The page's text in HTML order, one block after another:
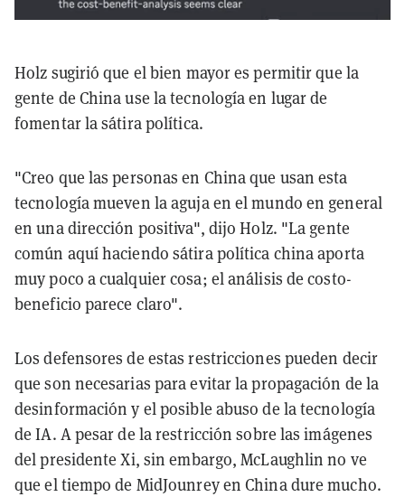
Holz sugirió que el bien mayor es permitir que la
gente de China use la tecnología en lugar de
fomentar la sátira política.
"Creo que las personas en China que usan esta
tecnología mueven la aguja en el mundo en general
en una dirección positiva", dijo Holz. "La gente
común aquí haciendo sátira política china aporta
muy poco a cualquier cosa; el análisis de costo-
beneficio parece claro".
Los defensores de estas restricciones pueden decir
que son necesarias para evitar la propagación de la
desinformación y el posible abuso de la tecnología
de IA. A pesar de la restricción sobre las imágenes
del presidente Xi, sin embargo, McLaughlin no ve
que el tiempo de MidJounrey en China dure mucho.